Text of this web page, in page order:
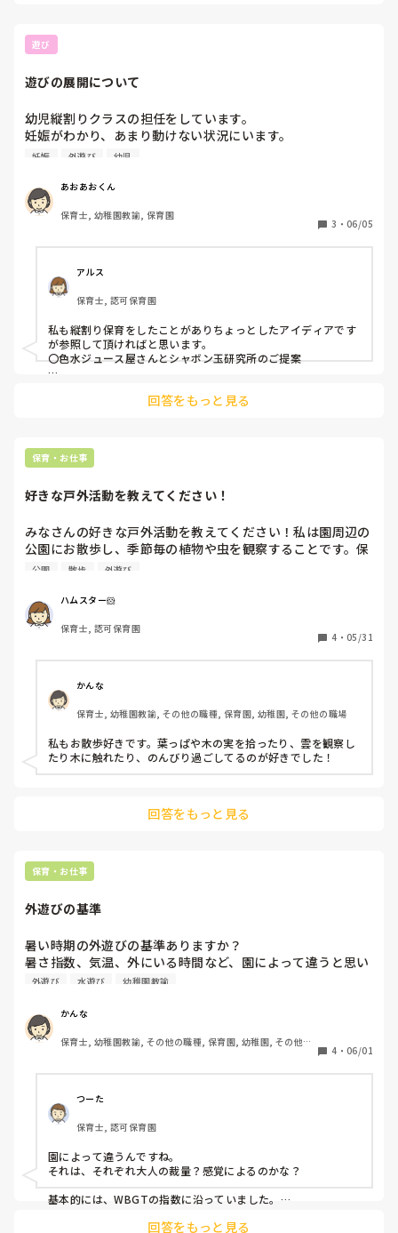
遊び
遊びの展開について
幼児縦割りクラスの担任をしています。
妊娠がわかり、あまり動けない状況にいます。
外遊びの時などいつも鬼ごっこや体を動かす遊びをしていま
そこで、テラスで自分は座っていても大丈夫なようにシャボ
ン玉作りあそびとか、色水遊びとか？自分は動かなくても大
丈夫な遊びを展開してみようと思っています。
妊娠 外遊び 幼児
あおあおくん
保育士, 幼稚園教諭, 保育園
3 ・ 06/05
アルス
保育士, 認可保育園
私も縦割り保育をしたことがありちょっとしたアイディアです
が参照して頂ければと思います。
〇色水ジュース屋さんとシャボン玉研究所のご提案
ュース」「にじいろジュース」などオリジナルジュースを作る
までも関わりやすいですよ。
なるかな？」と試行錯誤する遊びです。先生は博士役として
ちの探究心がぐんぐん広がります。年長さんが年少さんに教え
てあげる場面も自然と生まれます。
どちらも準備が少なく、テラスなど限られたスペースでも取り
さい！
回答をもっと見る
保育・お仕事
好きな戸外活動を教えてください！
みなさんの好きな戸外活動を教えてください！私は園周辺の
公園にお散歩し、季節毎の植物や虫を観察することです。保
育の仕事をする前は虫が苦手でしたが、子ども達と一緒にミ
して愛着がわくようになりました笑
公園 散歩 外遊び
ハムスター🐹
保育士, 認可保育園
4 ・ 05/31
かんな
保育士, 幼稚園教諭, その他の職種, 保育園, 幼稚園, その他の職場
私もお散歩好きです。葉っぱや木の実を拾ったり、雲を観察し
たり木に触れたり、のんびり過ごしてるのが好きでした！
回答をもっと見る
保育・お仕事
外遊びの基準
暑い時期の外遊びの基準ありますか？
暑さ指数、気温、外にいる時間など、園によって違うと思い
ます。どうやっていますか。
外遊び 水遊び 幼稚園教諭
かんな
保育士, 幼稚園教諭, その他の職種, 保育園, 幼稚園, その他の
4 ・ 06/01
つーた
保育士, 認可保育園
園によって違うんですね。
それは、それぞれ大人の裁量？感覚によるのかな？
基本的には、WBGTの指数に沿っていました。
ては問題なくても外遊びを短くしたり、休息を細かく取り入れ
回答をもっと見る